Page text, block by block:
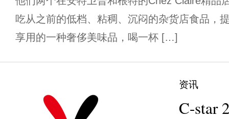
吃从之前的低档、粘稠、沉闷的杂货店食品，
享用的一种奢侈美味品，喝一杯 […]
资讯
C-star